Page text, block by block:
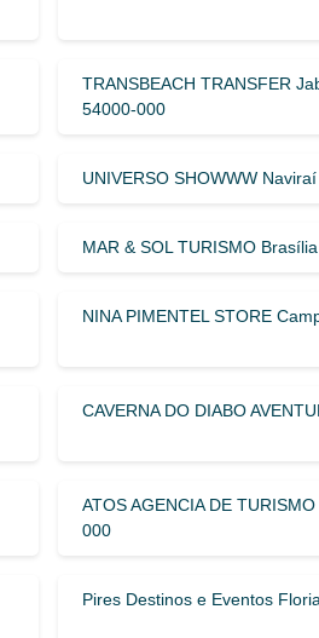
TRANSBEACH TRANSFER
54000-000
UNIVERSO SHOWWW
MAR & SOL TURISMO
NINA PIMENTEL STORE
CAVERNA DO DIABO
ATOS AGENCIA DE
000
Pires Destinos e Eventos